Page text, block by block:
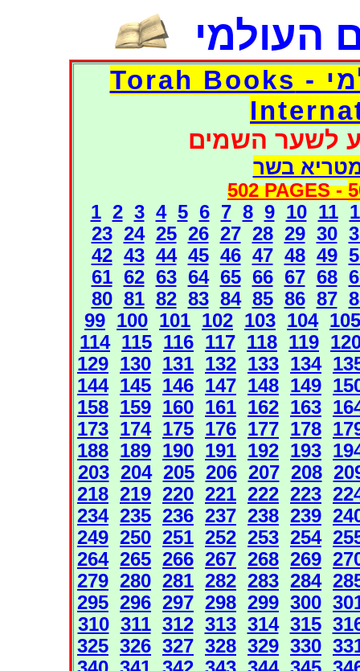
העולמי
דפי אוצר הספרים העולמי - Torah Books
לשער השמים
בשר
502 PAGES -
1 2 3 4 5 6 7 8 9 10 11
23 24 25 26 27 28 29 30
42 43 44 45 46 47 48 49
61 62 63 64 65 66 67 68
80 81 82 83 84 85 86 87
99 100 101 102 103 104 105
114 115 116 117 118 119
129 130 131 132 133 134
144 145 146 147 148 149
158 159 160 161 162 163
173 174 175 176 177 178
188 189 190 191 192 193
203 204 205 206 207 208
218 219 220 221 222 223
234 235 236 237 238 239
249 250 251 252 253 254
264 265 266 267 268 269
279 280 281 282 283 284
295 296 297 298 299 300
310 311 312 313 314 315
325 326 327 328 329 330